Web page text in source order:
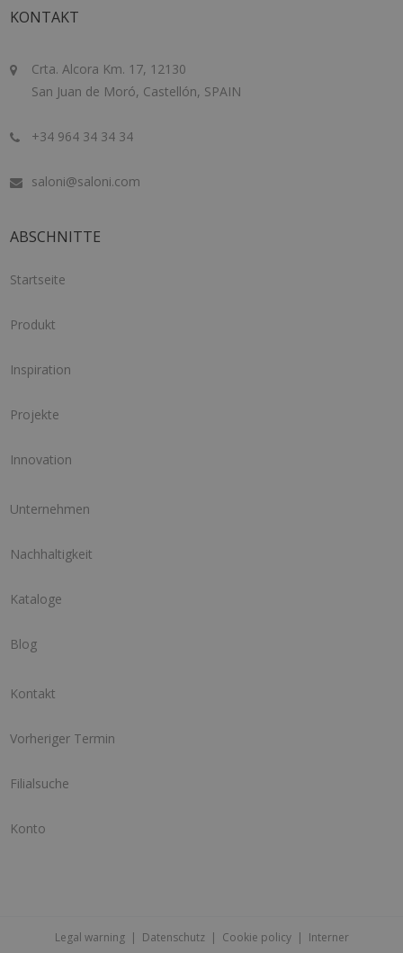
KONTAKT
Crta. Alcora Km. 17, 12130
San Juan de Moró, Castellón, SPAIN
+34 964 34 34 34
saloni@saloni.com
ABSCHNITTE
Startseite
Produkt
Inspiration
Projekte
Innovation
Unternehmen
Nachhaltigkeit
Kataloge
Blog
Kontakt
Vorheriger Termin
Filialsuche
Konto
Legal warning| Datenschutz| Cookie policy| Interner